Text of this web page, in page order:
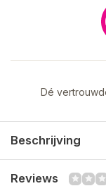
Dé
Beschrijving
Reviews